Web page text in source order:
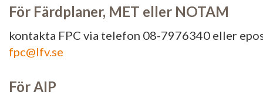
För Färdplaner, MET eller NOTAM
kontakta FPC via telefon 08-7976340 eller
fpc@lfv.se
För AIP